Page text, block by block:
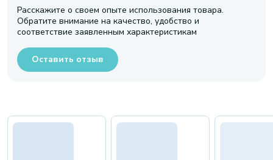
Расскажите о своем опыте использования товара.
Обратите внимание на качество, удобство и
соответствие заявленным характеристикам
Оставить отзыв